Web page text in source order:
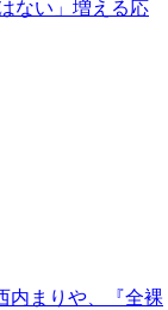
ない」増える応
内まりや、『全裸